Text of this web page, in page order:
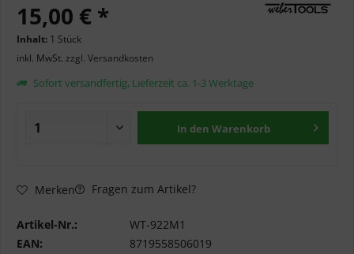
15,00 € *
Inhalt: 1 Stück
inkl. MwSt. zzgl. Versandkosten
Sofort versandfertig, Lieferzeit ca. 1-3 Werktage
In den Warenkorb
Merken Fragen zum Artikel?
Artikel-Nr.:
WT-922M1
EAN:
8719558506019